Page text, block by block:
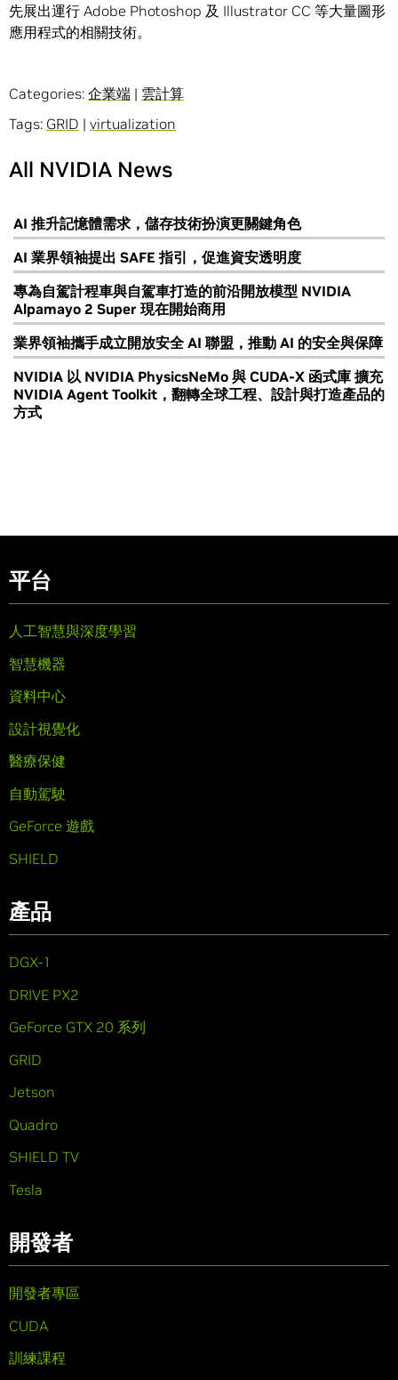
先展出運行 Adobe Photoshop 及 Illustrator CC 等大量圖形
應用程式的相關技術。
Categories: 企業端 | 雲計算
Tags: GRID | virtualization
All NVIDIA News
AI 推升記憶體需求，儲存技術扮演更關鍵角色
AI 業界領袖提出 SAFE 指引，促進資安透明度
專為自駕計程車與自駕車打造的前沿開放模型 NVIDIA
Alpamayo 2 Super 現在開始商用
業界領袖攜手成立開放安全 AI 聯盟，推動 AI 的安全與保障
NVIDIA 以 NVIDIA PhysicsNeMo 與 CUDA-X 函式庫 擴充
NVIDIA Agent Toolkit，翻轉全球工程、設計與打造產品的
方式
平台
人工智慧與深度學習
智慧機器
資料中心
設計視覺化
醫療保健
自動駕駛
GeForce 遊戲
SHIELD
產品
DGX-1
DRIVE PX2
GeForce GTX 20 系列
GRID
Jetson
Quadro
SHIELD TV
Tesla
開發者
開發者專區
CUDA
訓練課程